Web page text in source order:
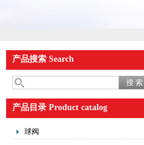
产品搜索 Search
产品目录 Product catalog
球阀